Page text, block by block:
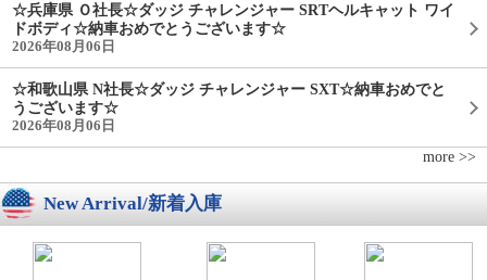
☆兵庫県 Ｏ社長☆ダッジ チャレンジャー SRTヘルキャット ワイ
ドボディ☆納車おめでとうございます☆
2026年08月06日
☆和歌山県 N社長☆ダッジ チャレンジャー SXT☆納車おめでと
うございます☆
2026年08月06日
more >>
New Arrival/新着入庫